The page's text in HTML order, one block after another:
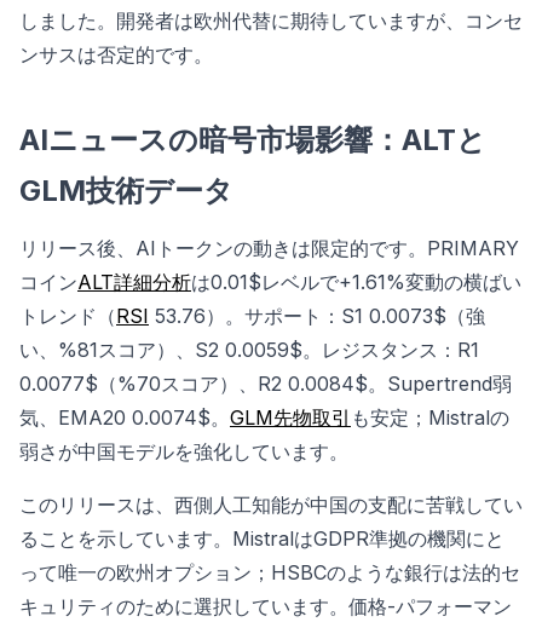
しました。開発者は欧州代替に期待していますが、コンセ
ンサスは否定的です。
AIニュースの暗号市場影響：ALTと
GLM技術データ
リリース後、AIトークンの動きは限定的です。PRIMARY
コインALT詳細分析は0.01$レベルで+1.61%変動の横ばい
トレンド（RSI 53.76）。サポート：S1 0.0073$（強
い、%81スコア）、S2 0.0059$。レジスタンス：R1
0.0077$（%70スコア）、R2 0.0084$。Supertrend弱
気、EMA20 0.0074$。 GLM先物取引 も安定；Mistralの
弱さが中国モデルを強化しています。
このリリースは、西側人工知能が中国の支配に苦戦してい
ることを示しています。MistralはGDPR準拠の機関にと
って唯一の欧州オプション；HSBCのような銀行は法的セ
キュリティのために選択しています。価格-パフォーマン